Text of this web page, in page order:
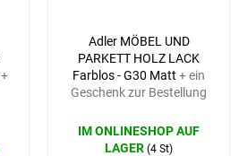
+
Adler MÖBEL UND
PARKETT HOLZ LACK
Farblos - G30 Matt + ein
Geschenk zur Bestellung
IM ONLINESHOP AUF
LAGER (4 St)